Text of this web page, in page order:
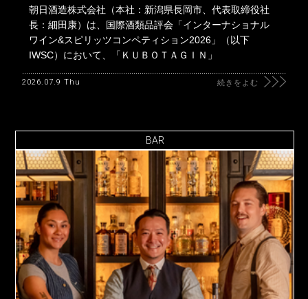
朝日酒造株式会社（本社：新潟県長岡市、代表取締役社
長：細田康）は、国際酒類品評会「インターナショナル
ワイン&スピリッツコンペティション2026」（以下
IWSC）において、「ＫＵＢＯＴＡＧＩＮ」
2026.07.9 Thu 続きをよむ
BAR